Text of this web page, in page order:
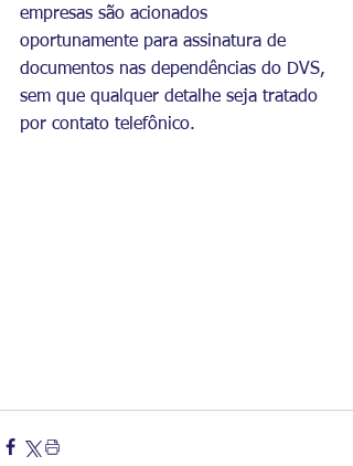
empresas são acionados
oportunamente para assinatura de
documentos nas dependências do DVS,
sem que qualquer detalhe seja tratado
por contato telefônico.